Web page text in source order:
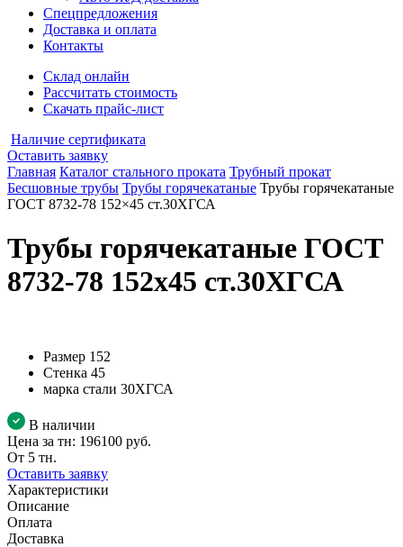
Спецпредложения
Доставка и оплата
Контакты
Склад онлайн
Рассчитать стоимость
Скачать прайс-лист
Наличие сертификата
Оставить заявку
Главная Каталог стального проката Трубный прокат
Бесшовные трубы Трубы горячекатаные Трубы горячекатаные
ГОСТ 8732-78 152×45 ст.30ХГСА
Трубы горячекатаные ГОСТ
8732-78 152x45 ст.30ХГСА
Размер 152
Стенка 45
марка стали 30ХГСА
В наличии
Цена за тн: 196100 руб.
От 5 тн.
Оставить заявку
Характеристики
Описание
Оплата
Доставка